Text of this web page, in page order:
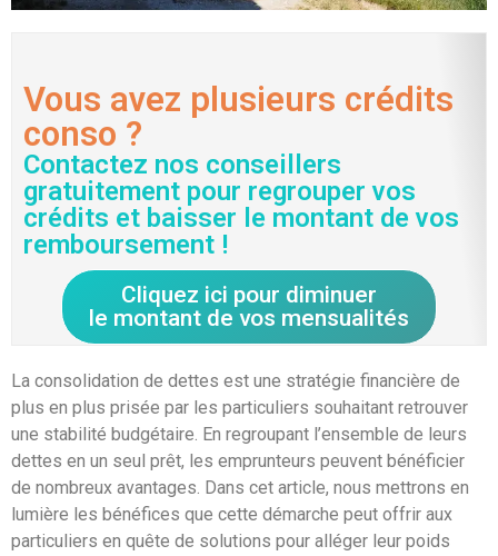
Vous avez plusieurs crédits
conso ?
Contactez nos conseillers
gratuitement pour regrouper vos
crédits et baisser le montant de vos
remboursement !
Cliquez ici pour diminuer
le montant de vos mensualités
La consolidation de dettes est une stratégie financière de
plus en plus prisée par les particuliers souhaitant retrouver
une stabilité budgétaire. En regroupant l’ensemble de leurs
dettes en un seul prêt, les emprunteurs peuvent bénéficier
de nombreux avantages. Dans cet article, nous mettrons en
lumière les bénéfices que cette démarche peut offrir aux
particuliers en quête de solutions pour alléger leur poids